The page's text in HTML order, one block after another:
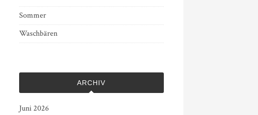
Sommer
Waschbären
ARCHIV
Juni 2026